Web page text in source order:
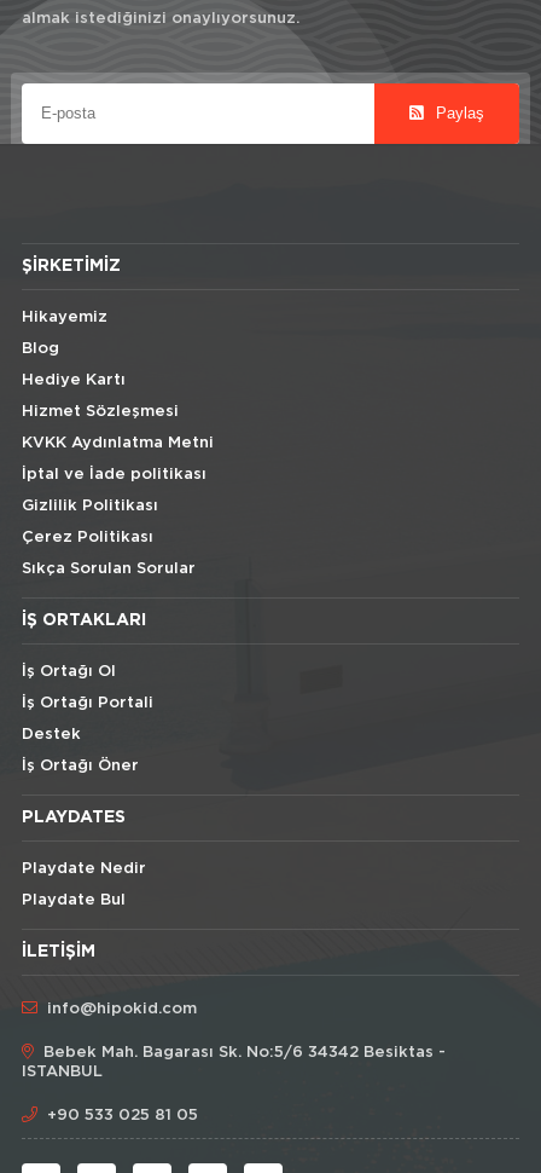
almak istediğinizi onaylıyorsunuz.
Paylaş
ŞIRKETIMIZ
Hikayemiz
Blog
Hediye Kartı
Hizmet Sözleşmesi
KVKK Aydınlatma Metni
İptal ve İade politikası
Gizlilik Politikası
Çerez Politikası
Sıkça Sorulan Sorular
İŞ ORTAKLARI
İş Ortağı Ol
İş Ortağı Portali
Destek
İş Ortağı Öner
PLAYDATES
Playdate Nedir
Playdate Bul
İLETIŞIM
info@hipokid.com
Bebek Mah. Bagarası Sk. No:5/6 34342 Besiktas -
ISTANBUL
+90 533 025 81 05